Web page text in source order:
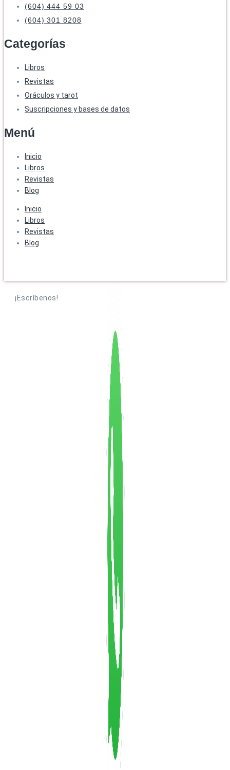
(604) 444 59 03
(604) 301 8208
Categorías
Libros
Revistas
Oráculos y tarot
Suscripciones y bases de datos
Menú
Inicio
Libros
Revistas
Blog
Inicio
Libros
Revistas
Blog
¡Escríbenos!